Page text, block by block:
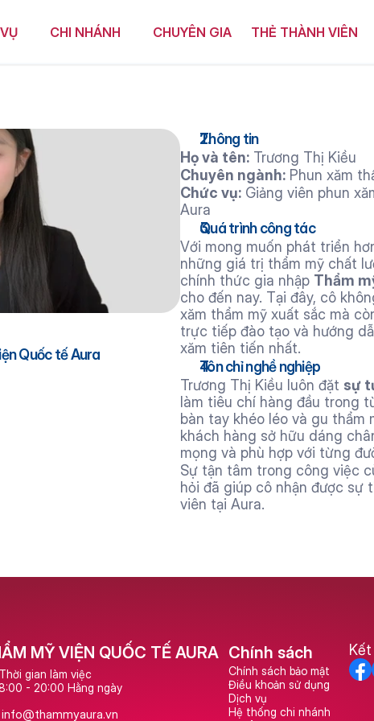
Quốc tế Aura
Thông tin
Họ và tên: Trương Thị Kiều
Chuyên ngành: Phun xăm
Chức vụ: Giảng viên phun
Aura
Quá trình công tác
Với mong muốn phát triển
những giá trị thẩm mỹ chất
chính thức gia nhập Thẩm
cho đến nay. Tại đây, cô
xăm thẩm mỹ xuất sắc mà
trực tiếp đào tạo và hướng
xăm tiên tiến nhất.
Tôn chỉ nghề nghiệp
Trương Thị Kiều luôn đặt sự
làm tiêu chí hàng đầu trong
bàn tay khéo léo và gu thẩm
khách hàng sở hữu dáng
mọng và phù hợp với từng
Sự tận tâm trong công việc
hỏi đã giúp cô nhận được
viên tại Aura.
CHI NHÁNH CHUYÊN GIA THẺ THÀNH VIÊN
MỸ VIỆN QUỐC TẾ AURA
gian làm việc
- 20:00 Hằng ngày
info@thammyaura.vn
Chính sách
Chính sách bảo mật
Điều khoản sử dụng
Dịch vụ
Hệ thống chi nhánh